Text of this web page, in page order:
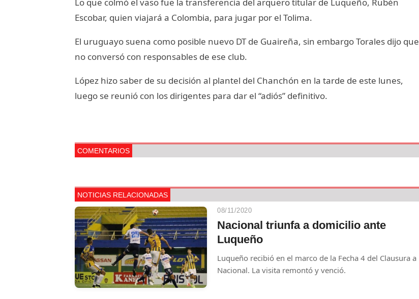
Lo que colmó el vaso fue la transferencia del arquero titular de Luqueño, Rubén
Escobar, quien viajará a Colombia, para jugar por el Tolima.
El uruguayo suena como posible nuevo DT de Guaireña, sin embargo Torales dijo que
no conversó con responsables de ese club.
López hizo saber de su decisión al plantel del Chanchón en la tarde de este lunes,
luego se reunió con los dirigentes para dar el “adiós” definitivo.
COMENTARIOS
NOTICIAS RELACIONADAS
08/11/2020
Nacional triunfa a domicilio ante
Luqueño
Luqueño recibió en el marco de la Fecha 4 del Clausura a
Nacional. La visita remontó y venció.